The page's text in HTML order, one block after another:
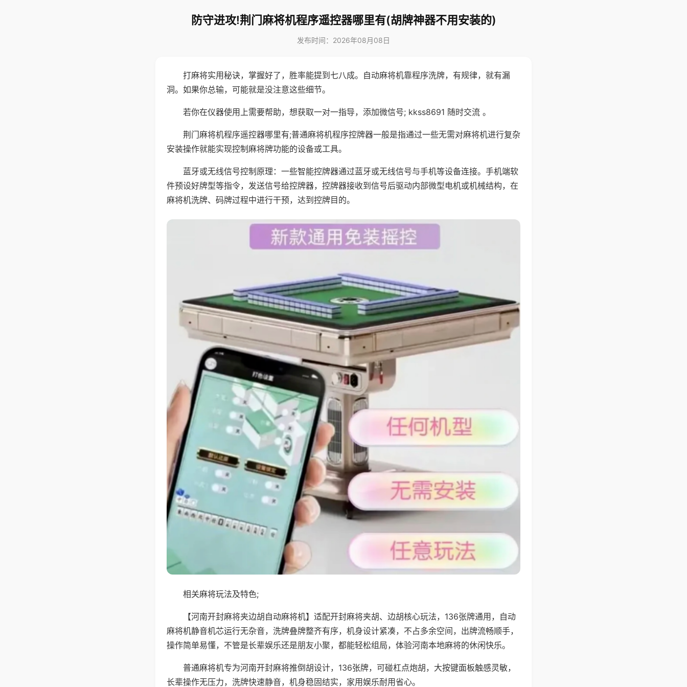
防守进攻!荆门麻将机程序遥控器哪里有(胡牌神器不用安装的)
发布时间：2026年08月08日
打麻将实用秘诀，掌握好了，胜率能提到七八成。自动麻将机靠程序洗牌，有规律，就有漏
洞。如果你总输，可能就是没注意这些细节。
若你在仪器使用上需要帮助，想获取一对一指导，添加微信号; kkss8691 随时交流 。
荆门麻将机程序遥控器哪里有;普通麻将机程序控牌器一般是指通过一些无需对麻将机进行复杂
安装操作就能实现控制麻将牌功能的设备或工具。
蓝牙或无线信号控制原理：一些智能控牌器通过蓝牙或无线信号与手机等设备连接。手机端软
件预设好牌型等指令，发送信号给控牌器，控牌器接收到信号后驱动内部微型电机或机械结构，在
麻将机洗牌、码牌过程中进行干预，达到控牌目的。
相关麻将玩法及特色;
【河南开封麻将夹边胡自动麻将机】适配开封麻将夹胡、边胡核心玩法，136张牌通用，自动
麻将机静音机芯运行无杂音，洗牌叠牌整齐有序，机身设计紧凑，不占多余空间，出牌流畅顺手，
操作简单易懂，不管是长辈娱乐还是朋友小聚，都能轻松组局，体验河南本地麻将的休闲快乐。
普通麻将机专为河南开封麻将推倒胡设计，136张牌，可碰杠点炮胡，大按键面板触感灵敏，
长辈操作无压力，洗牌快速静音，机身稳固结实，家用娱乐耐用省心。